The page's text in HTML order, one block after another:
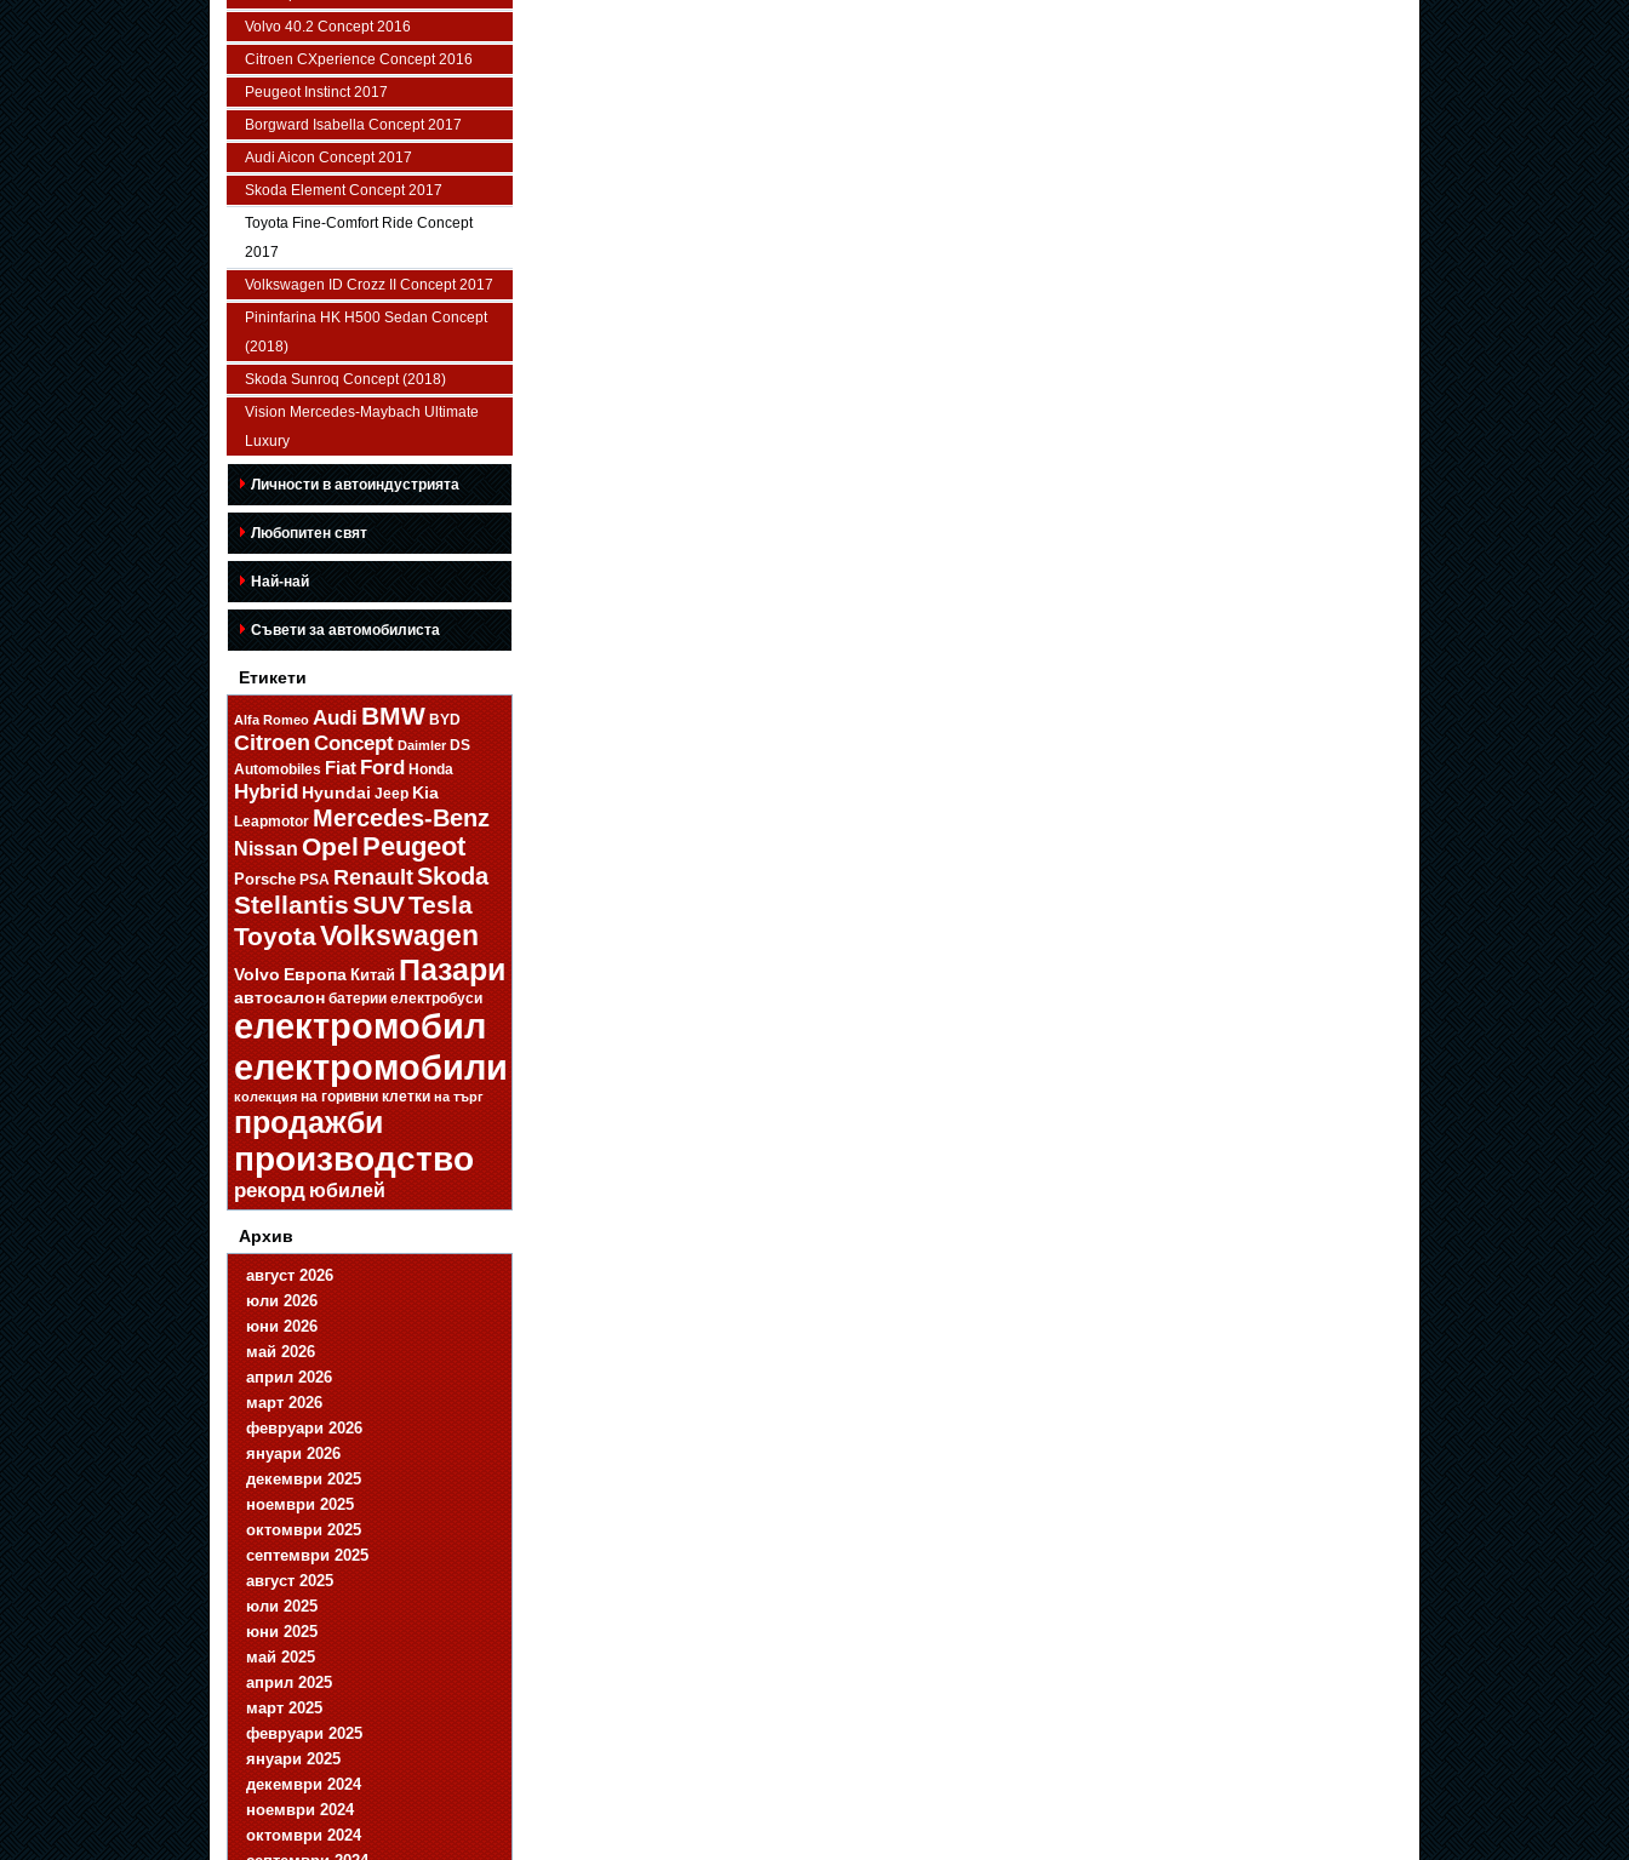
Volvo 40.2 Concept 2016
Citroen CXperience Concept 2016
Peugeot Instinct 2017
Borgward Isabella Concept 2017
Audi Aicon Concept 2017
Skoda Element Concept 2017
Toyota Fine-Comfort Ride Concept
2017
Volkswagen ID Crozz II Concept 2017
Pininfarina HK H500 Sedan Concept
(2018)
Skoda Sunroq Concept (2018)
Vision Mercedes-Maybach Ultimate
Luxury
Личности в автоиндустрията
Любопитен свят
Най-най
Съвети за автомобилиста
Етикети
Alfa Romeo Audi BMW BYD
Citroen Concept Daimler DS
Automobiles Fiat Ford Honda
HybridHyundai Jeep Kia
Leapmotor Mercedes-Benz
Nissan Opel Peugeot
Porsche PSA RenaultSkoda
StellantisSUVTesla
ToyotaVolkswagen
Volvo Европа Китай Пазари
автосалон батерии електробуси
електромобил
електромобили
колекция на горивни клетки на търг
продажби
производство
рекорд юбилей
Архив
август 2026
юли 2026
юни 2026
май 2026
април 2026
март 2026
февруари 2026
януари 2026
декември 2025
ноември 2025
октомври 2025
септември 2025
август 2025
юли 2025
юни 2025
май 2025
април 2025
март 2025
февруари 2025
януари 2025
декември 2024
ноември 2024
октомври 2024